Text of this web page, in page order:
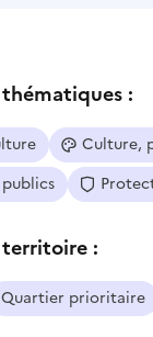
:
Culture,
:
Quartier prioritaire